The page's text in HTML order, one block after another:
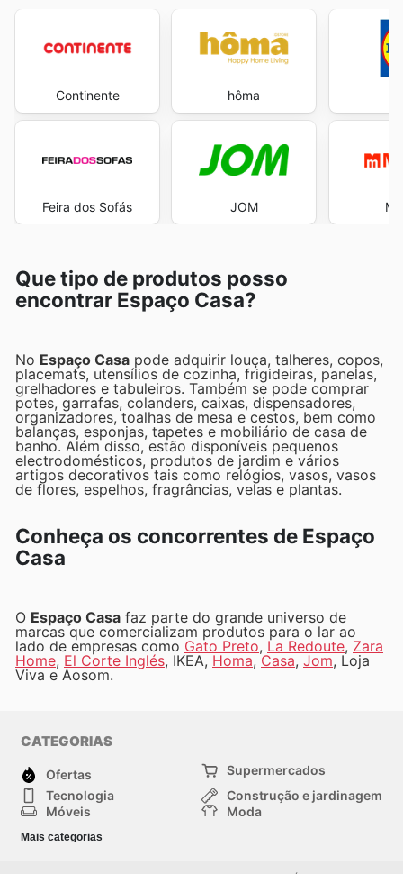
Continente
Feira dos Sofás
hôma
JOM
Que tipo de produtos posso
encontrar Espaço Casa?
No Espaço Casa pode adquirir louça, talheres, copos,
placemats, utensílios de cozinha, frigideiras, panelas,
grelhadores e tabuleiros. Também se pode comprar
potes, garrafas, colanders, caixas, dispensadores,
organizadores, toalhas de mesa e cestos, bem como
balanças, esponjas, tapetes e mobiliário de casa de
banho. Além disso, estão disponíveis pequenos
electrodomésticos, produtos de jardim e vários
artigos decorativos tais como relógios, vasos, vasos
de flores, espelhos, fragrâncias, velas e plantas.
Conheça os concorrentes de Espaço
Casa
O Espaço Casa faz parte do grande universo de
marcas que comercializam produtos para o lar ao
lado de empresas como Gato Preto, La Redoute, Zara
Home, El Corte Inglés, IKEA, Homa, Casa, Jom, Loja
Viva e Aosom.
CATEGORIAS
Ofertas
Supermercados
Tecnologia
Construção e jardinagem
Móveis
Moda
Crianças
Mais categorias